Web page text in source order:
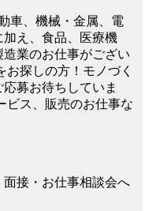
車、機械・金属、電
え、食品、医療機
業のお仕事がござい
お探しの方！モノづく
募お待ちしていま
ビス、販売のお仕事な
接・お仕事相談会へ